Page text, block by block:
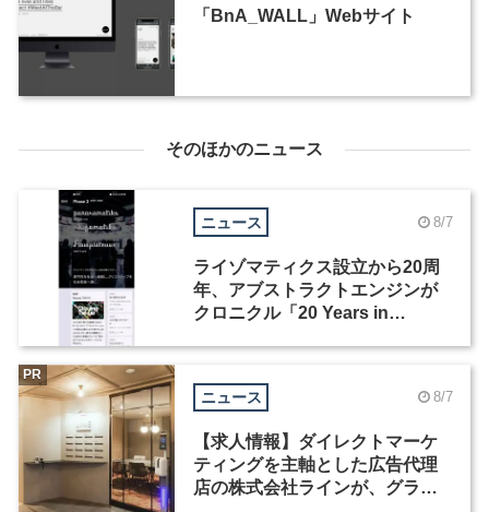
「BnA_WALL」Webサイト
そのほかのニュース
ニュース 8/7
ライゾマティクス設立から20周
年、アブストラクトエンジンが
クロニクル「20 Years in
ニュース 8/7
【求人情報】ダイレクトマーケ
ティングを主軸とした広告代理
店の株式会社ラインが、グラフ
PR